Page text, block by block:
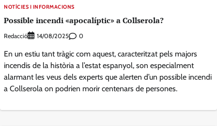
NOTÍCIES I INFORMACIONS
Possible incendi «apocalíptic» a Collserola?
Redacció 14/08/2025 0
En un estiu tant tràgic com aquest, caracteritzat pels majors
incendis de la història a l’estat espanyol, son especialment
alarmant les veus dels experts que alerten d’un possible incendi
a Collserola on podrien morir centenars de persones.